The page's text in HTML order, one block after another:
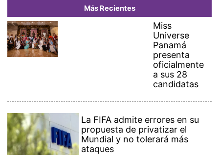
Más Recientes
Miss
Universe
Panamá
presenta
oficialmente
a sus 28
candidatas
La FIFA admite errores en su
propuesta de privatizar el
Mundial y no tolerará más
ataques